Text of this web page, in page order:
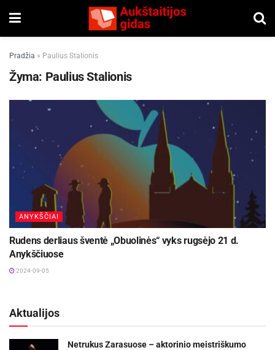
Pradžia » Paulius Stalionis
Žyma: Paulius Stalionis
ANYKŠČIAI
Rudens derliaus šventė „Obuolinės“ vyks rugsėjo 21 d.
Anykščiuose
2024-09-05
Aktualijos
Netrukus Zarasuose – aktorinio meistriškumo